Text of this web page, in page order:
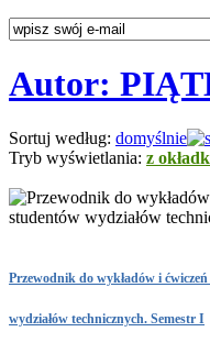
Autor:
Sortuj według: domyślnie
Tryb wyświetlania: z
Przewodnik do wykładów i
wydziałów technicznych. Semestr I